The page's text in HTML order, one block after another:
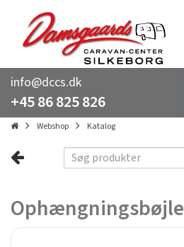
info@dccs.dk
+45 86 825 826
Webshop Katalog
Ophængningsbøjle